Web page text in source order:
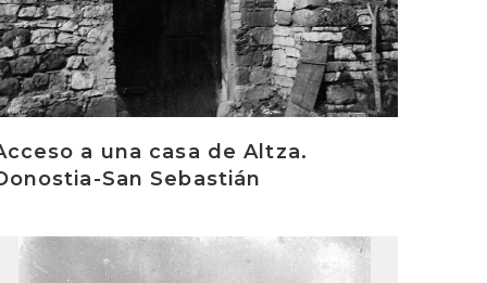
a una casa de Altza.
San Sebastián